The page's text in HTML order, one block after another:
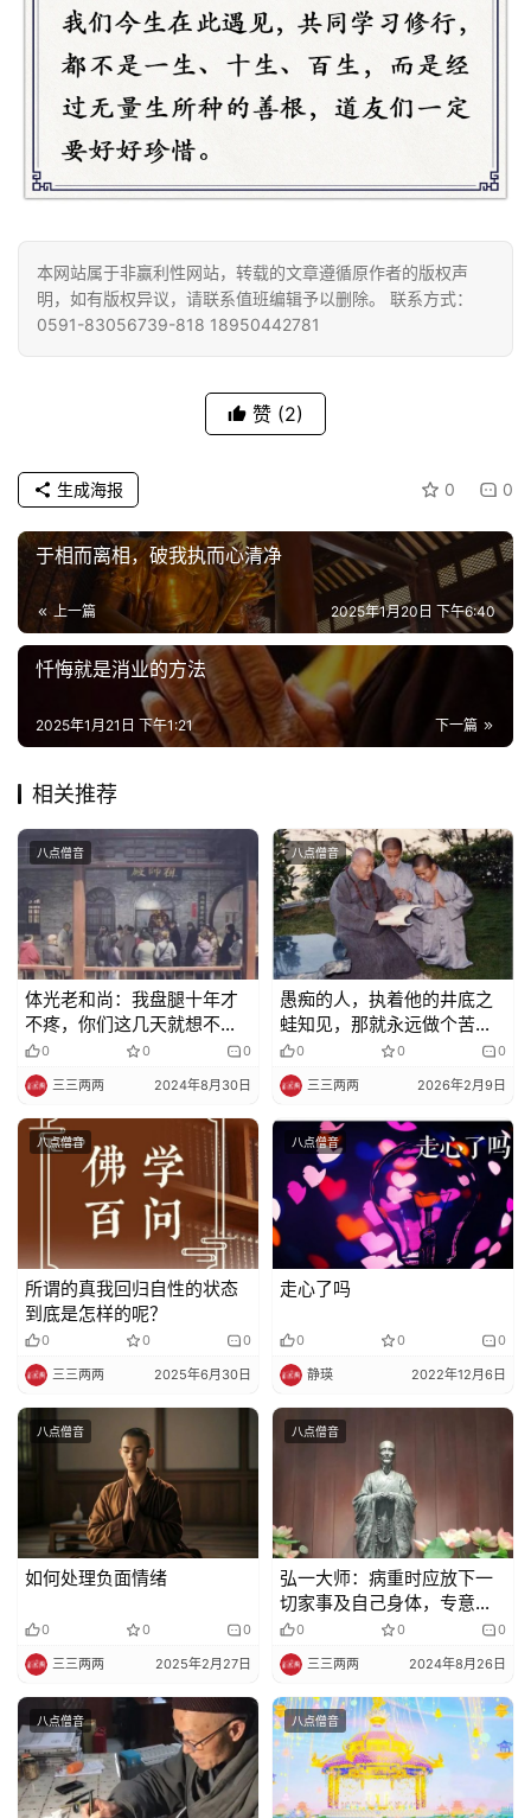
教
物
寺
院
巡
频
纪
佛
教
术
政
法
免
责
声
明
本网站属于非赢利性网站，转载的文章遵循原作者的版权声
明，如有版权异议，请联系值班编辑予以删除。 联系方式：
0591-83056739-818 18950442781
赞 (2)
0 0
生成海报
于相而离相，破我执而心清净
上一篇 2025年1月20日 下午6:40
忏悔就是消业的方法
下一篇
2025年1月21日 下午1:21
相关推荐
八点僧音
体光老和尚：我盘腿十年才
不疼，你们这几天就想不疼
啊0 0 0
三三两两 2024年8月30日
八点僧音
愚痴的人，执着他的井底之
蛙知见，那就永远做个苦恼
众生
0 0 0
三三两两 2026年2月9日
八点僧音
所谓的真我回归自性的状态
到底是怎样的呢？
0 0 0
三三两两 2025年6月30日
八点僧音
走心了吗
0 0 0
静瑛 2022年12月6日
八点僧音
如何处理负面情绪
0 0 0
三三两两 2025年2月27日
八点僧音
弘一大师：病重时应放下一
切家事及自己身体，专意念
佛0 0 0
三三两两 2024年8月26日
八点僧音 八点僧音